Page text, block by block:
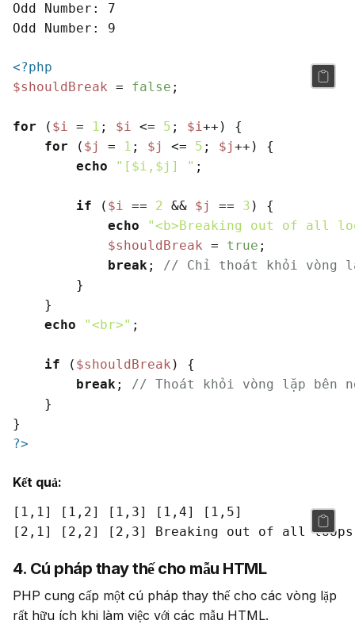
Odd Number: 7
<?php
$shouldBreak = false ;
for ( $i = 1 ; $i <= 5 ; $i++) {
for ( $j = 1 ; $j <= 5 ; $j ++) {
echo
"[ $i , $j ] " ;
if ( $i == 2 && $j == 3 ) {
echo
"<b>Breaking out of all
$shouldBreak = true ;
break; // Chỉ thoát khỏi vòng
        }
    }
echo
"<br>" ;
if ( $shouldBreak ) {
break; // Thoát khỏi vòng lặp bên
    }
?>
Kết quả:
[1,1] [1,2] [1,3] [1,4] [1,5]
4. Cú pháp thay thế cho mẫu HTML
PHP cung cấp một cú pháp thay thế cho các vòng lặp
rất hữu ích khi làm việc với các mẫu HTML.